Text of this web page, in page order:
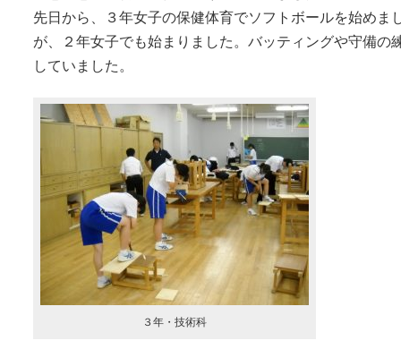
先日から、３年女子の保健体育でソフトボールを始めま
が、２年女子でも始まりました。バッティングや守備の
していました。
３年・技術科